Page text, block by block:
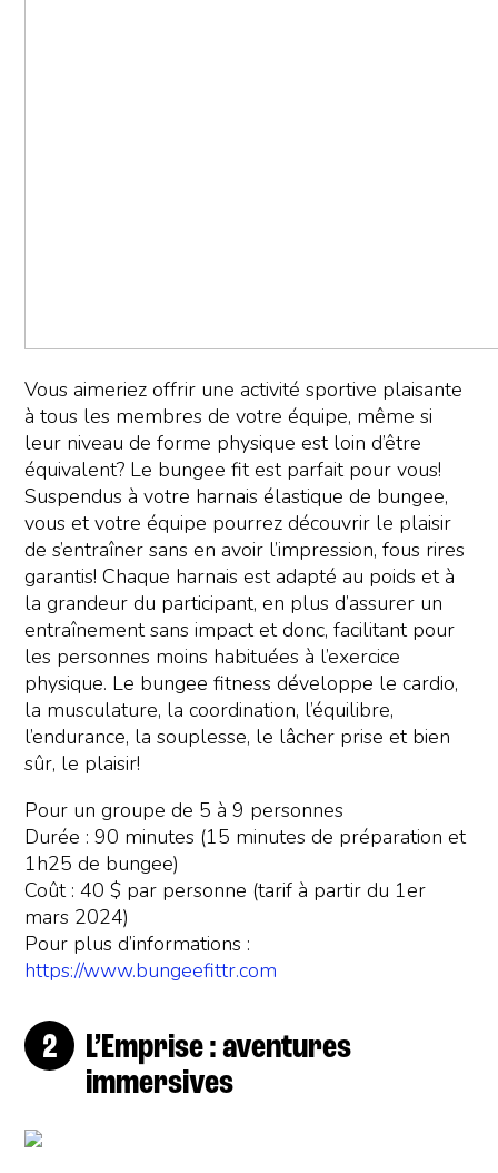
Vous aimeriez offrir une activité sportive plaisante
à tous les membres de votre équipe, même si
leur niveau de forme physique est loin d’être
équivalent? Le bungee fit est parfait pour vous!
Suspendus à votre harnais élastique de bungee,
vous et votre équipe pourrez découvrir le plaisir
de s’entraîner sans en avoir l’impression, fous rires
garantis! Chaque harnais est adapté au poids et à
la grandeur du participant, en plus d’assurer un
entraînement sans impact et donc, facilitant pour
les personnes moins habituées à l’exercice
physique. Le bungee fitness développe le cardio,
la musculature, la coordination, l’équilibre,
l’endurance, la souplesse, le lâcher prise et bien
sûr, le plaisir!
Pour un groupe de 5 à 9 personnes
Durée : 90 minutes (15 minutes de préparation et
1h25 de bungee)
Coût : 40 $ par personne (tarif à partir du 1er
mars 2024)
Pour plus d’informations :
https://www.bungeefittr.com
L’Emprise : aventures
immersives